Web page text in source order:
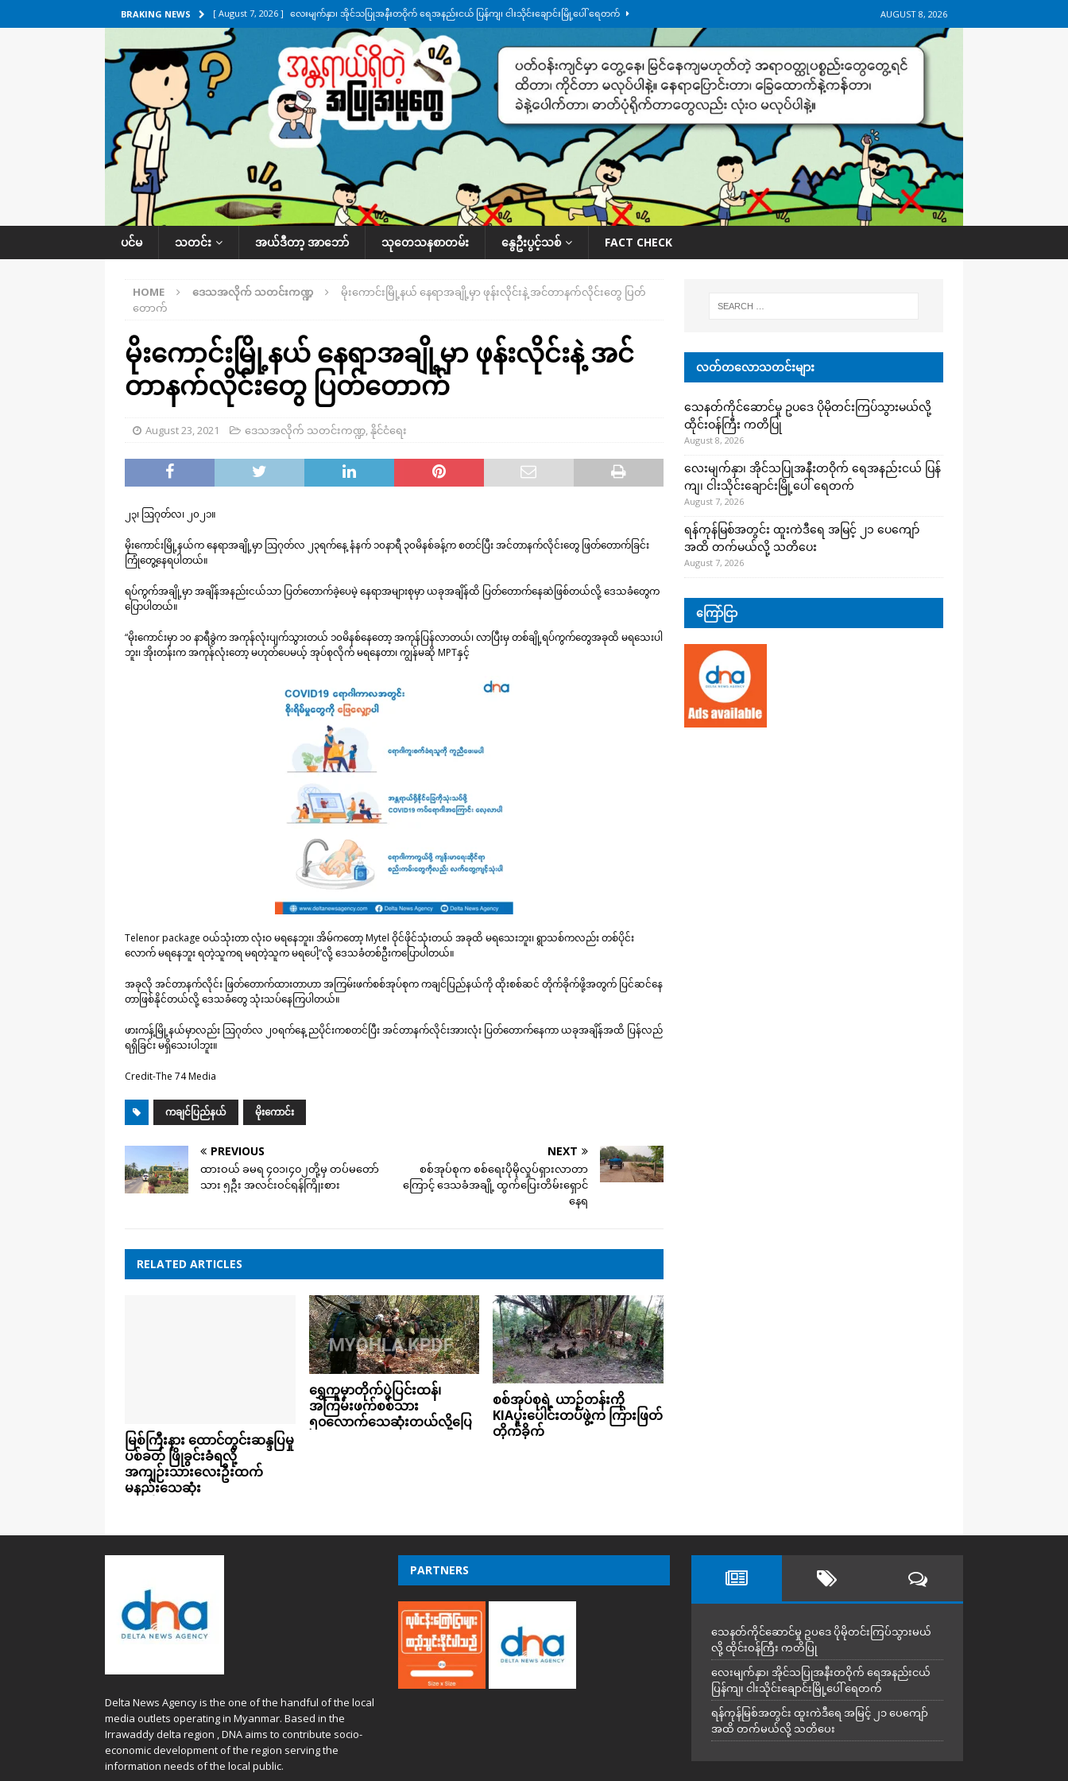
BRAKING NEWS [ August 7, 2026 ] လေးမျက်နှာ၊ အိုင်သပြုအနီးတဝိုက် ရေအနည်းငယ် ပြန်ကျ၊ ငါးသိုင်းချောင်းမြို့ပေါ် ရေတက်
ဒေသအလိုက် သတင်းကဏ္ဍ
[ August 7, 2026 ] ရန်ကုန်မြစ်အတွင်း ထူးကဲဒီရေ အ​မြင့် ၂၁ ပေကျော်အထိ တက်မယ်လို့ သတိပေး ဒေသအလိုက်
သတင်းကဏ္ဍ
[ August 7, 2026 ] လွှတ်တော်ကို ရောက်လာတဲ့ ဦးမင်အောင်လှိုင်ကို ထိုင်းလွှတ်တော်အမတ် အော်ဟစ်ဆန္ဒပြ
UNCATEGORIZED
[ August 6, 2026 ] တာကျိုးပြီး ခုနှစ်ရက်မြောက်နေ့မှာ ငသိုင်းချောင်းမြို့ကို ရေစတင်ရောက်ရှိ ဒေသအလိုက် သတင်း
ကဏ္ဍ
[ August 8, 2026 ] သေနတ်ကိုင်ဆောင်မှု ဥပဒေ ပိုမိုတင်းကြပ်သွားမယ်လို့ ထိုင်းဝန်ကြီး ကတိပြု နိုင်ငံတကာရေးရာ
AUGUST 8, 2026
ပင်မ သတင်း အယ်ဒီတာ့ အာဘော် သုတေသနစာတမ်း နွေဦးပွင့်သစ် FACT CHECK
HOME ဒေသအလိုက် သတင်းကဏ္ဍ
မိုးကောင်းမြို့နယ် နေရာအချို့မှာ ဖုန်းလိုင်းနဲ့ အင်တာနက်လိုင်းတွေ ပြတ်
တောက်
မိုးကောင်းမြို့နယ် နေရာအချို့မှာ ဖုန်းလိုင်းနဲ့ အင်
တာနက်လိုင်းတွေ ပြတ်တောက်
August 23, 2021 ဒေသအလိုက် သတင်းကဏ္ဍ,နိုင်ငံရေး
၂၃၊ ဩဂုတ်လ၊ ၂၀၂၁။
မိုးကောင်းမြို့နယ်က နေရာအချို့မှာ ဩဂုတ်လ ၂၃ရက်နေ့ နံနက် ၁၀နာရီ ၃၀မိနစ်ခန့်က စတင်ပြီး အင်တာနက်လိုင်းတွေ ဖြတ်တောက်ခြင်း
ကြုံတွေ့နေရပါတယ်။
ရပ်ကွက်အချို့မှာ အချိန်အနည်းငယ်သာ ပြတ်တောက်ခဲ့ပေမဲ့ နေရာအများစုမှာ ယခုအချိန်ထိ ပြတ်တောက်နေဆဲဖြစ်တယ်လို့ ဒေသခံတွေက
ပြောပါတယ်။
“မိုးကောင်းမှာ ၁၀ နာရီခွဲက အကုန်လုံးပျက်သွားတယ် ၁၀မိနစ်နေတော့ အကုန်ပြန်လာတယ်၊ လာပြီးမှ တစ်ချို့ရပ်ကွက်တွေအခုထိ မရသေးပါ
ဘူး၊ အိုးတန်းက အကုန်လုံးတော့ မဟုတ်ပေမယ့် အုပ်စုလိုက် မရနေတာ၊ ကျွန်မဆို MPTနှင့်
Telenor package ဝယ်သုံးတာ လုံးဝ မရနေဘူး၊ အိမ်ကတော့ Mytel ဝိုင်ဖိုင်သုံးတယ် အခုထိ မရသေးဘူး၊ ရွာသစ်ကလည်း တစ်ပိုင်း
လောက် မရနေဘူး ရတဲ့သူကရ မရတဲ့သူက မရပေါ့”လို့ ဒေသခံတစ်ဦးကပြောပါတယ်။
အခုလို အင်တာနက်လိုင်း ဖြတ်တောက်ထားတာဟာ အကြမ်းဖက်စစ်အုပ်စုက ကချင်ပြည်နယ်ကို ထိုးစစ်ဆင် တိုက်ခိုက်ဖို့အတွက် ပြင်ဆင်နေ
တာဖြစ်နိုင်တယ်လို့ ဒေသခံတွေ သုံးသပ်နေကြပါတယ်။
ဖားကန့်မြို့နယ်မှာလည်း ဩဂုတ်လ ၂၀ရက်နေ့ ညပိုင်းကစတင်ပြီး အင်တာနက်လိုင်းအားလုံး ပြတ်တောက်နေကာ ယခုအချိန်အထိ ပြန်လည်
ရရှိခြင်း မရှိသေးပါဘူး။
Credit-The 74 Media
ကချင်ပြည်နယ် မိုးကောင်း
PREVIOUS
ထားဝယ် ခမရ ၄၀၁၊၄၀၂တို့မှ တပ်မတော်
သား ၅ဦး အလင်းဝင်ရန်ကြိုးစား
NEXT
စစ်အုပ်စုက စစ်ရေးပိုမိုလှုပ်ရှားလာတာ
ကြောင့် ဒေသခံအချို့ ထွက်ပြေးတိမ်းရှောင်
နေရ
RELATED ARTICLES
မြစ်ကြီးနား ထောင်တွင်းဆန္ဒပြမှု
ပစ်ခတ် ဖြိုခွင်းခံရလို့
အကျဉ်းသားလေးဦးထက်
မနည်းသေဆုံး
ရွှေကူမှာတိုက်ပွဲပြင်းထန်၊
အကြမ်းဖက်စစ်သား
၅၀လောက်သေဆုံးတယ်လို့ပြေ
စစ်အုပ်စုရဲ့ ယာဉ်တန်းကို
KIAပူးပေါင်းတပ်ဖွဲ့က ကြားဖြတ်
တိုက်ခိုက်
လတ်တလောသတင်းများ
သေနတ်ကိုင်ဆောင်မှု ဥပဒေ ပိုမိုတင်းကြပ်သွားမယ်လို့
ထိုင်းဝန်ကြီး ကတိပြု
August 8, 2026
လေးမျက်နှာ၊ အိုင်သပြုအနီးတဝိုက် ရေအနည်းငယ် ပြန်
ကျ၊ ငါးသိုင်းချောင်းမြို့ပေါ် ရေတက်
August 7, 2026
ရန်ကုန်မြစ်အတွင်း ထူးကဲဒီရေ အ​မြင့် ၂၁ ပေကျော်
အထိ တက်မယ်လို့ သတိပေး
August 7, 2026
ကြော်ငြာ
Delta News Agency is the one of the handful of the local
media outlets operating in Myanmar. Based in the
Irrawaddy delta region , DNA aims to contribute socio-
economic development of the region serving the
information needs of the local public.
PARTNERS
သေနတ်ကိုင်ဆောင်မှု ဥပဒေ ပိုမိုတင်းကြပ်သွားမယ်
လို့ ထိုင်းဝန်ကြီး ကတိပြု
လေးမျက်နှာ၊ အိုင်သပြုအနီးတဝိုက် ရေအနည်းငယ်
ပြန်ကျ၊ ငါးသိုင်းချောင်းမြို့ပေါ် ရေတက်
ရန်ကုန်မြစ်အတွင်း ထူးကဲဒီရေ အ​မြင့် ၂၁ ပေကျော်
အထိ တက်မယ်လို့ သတိပေး